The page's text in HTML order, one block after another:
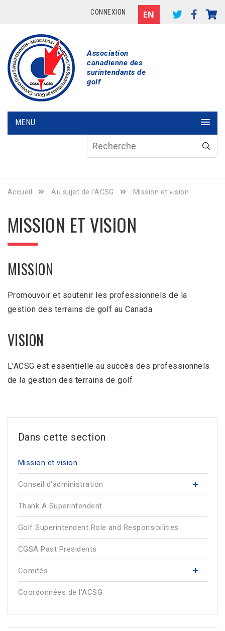
CONNEXION
Association
canadienne des
surintendants de
golf
MENU
Accueil Au sujet de l’ACSG Mission et vision
MISSION ET VISION
MISSION
Promouvoir et soutenir les professionnels de la
gestion des terrains de golf au Canada
VISION
L’ACSG est essentielle au succès des professionnels
de la gestion des terrains de golf
Mission et vision
Conseil d'administration
Thank A Superintendent
Golf Superintendent Role and Responsibilities
CGSA Past Presidents
Comités
Coordonnées de l’ACSG